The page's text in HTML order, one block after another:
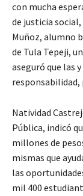
con mucha
de justicia
Muñoz, alumno
de Tula Tepeji,
aseguró que las
Natividad
Pública, indicó
millones de
mismas que
las
mil 400